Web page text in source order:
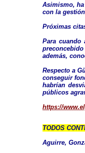
Asimismo,
con la
Próximas
Para cuando
además,
Respecto a
conseguir
habrían
públicos
https://
TODOS
Aguirre,